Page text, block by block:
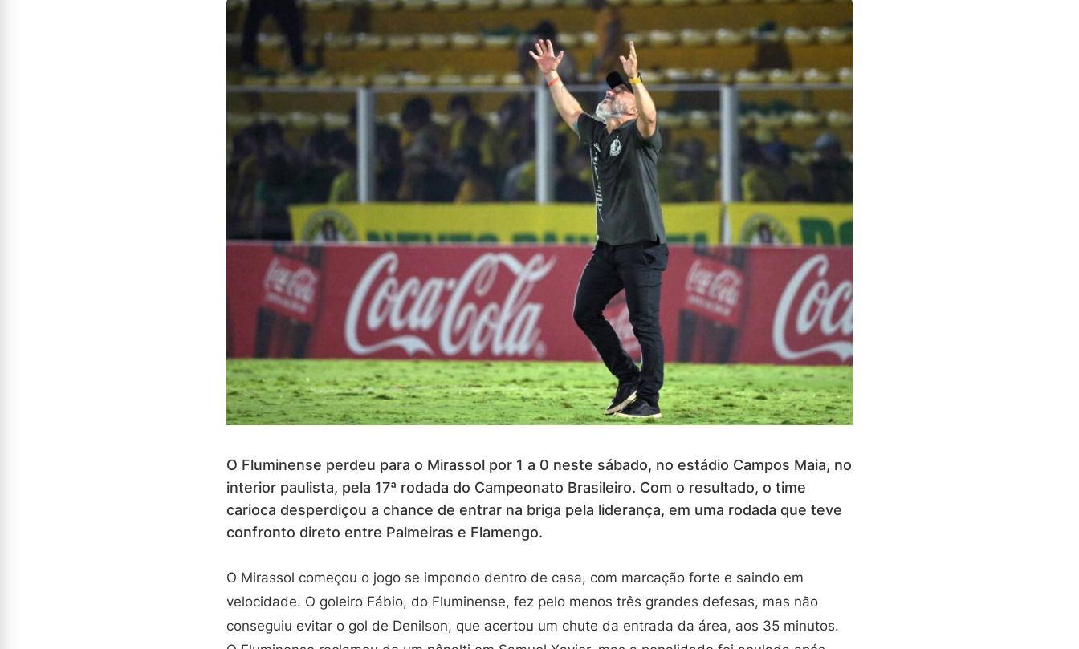
O Fluminense perdeu para o Mirassol por 1 a 0 neste sábado, no estádio Campos Maia, no
interior paulista, pela 17ª rodada do Campeonato Brasileiro. Com o resultado, o time
carioca desperdiçou a chance de entrar na briga pela liderança, em uma rodada que teve
confronto direto entre Palmeiras e Flamengo.
O Mirassol começou o jogo se impondo dentro de casa, com marcação forte e saindo em
velocidade. O goleiro Fábio, do Fluminense, fez pelo menos três grandes defesas, mas não
conseguiu evitar o gol de Denilson, que acertou um chute da entrada da área, aos 35 minutos.